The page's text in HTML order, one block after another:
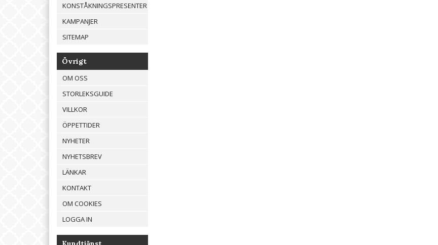
KONSTÅKNINGSPRESENTER
KAMPANJER
SITEMAP
Övrigt
OM OSS
STORLEKSGUIDE
VILLKOR
ÖPPETTIDER
NYHETER
NYHETSBREV
LÄNKAR
KONTAKT
OM COOKIES
LOGGA IN